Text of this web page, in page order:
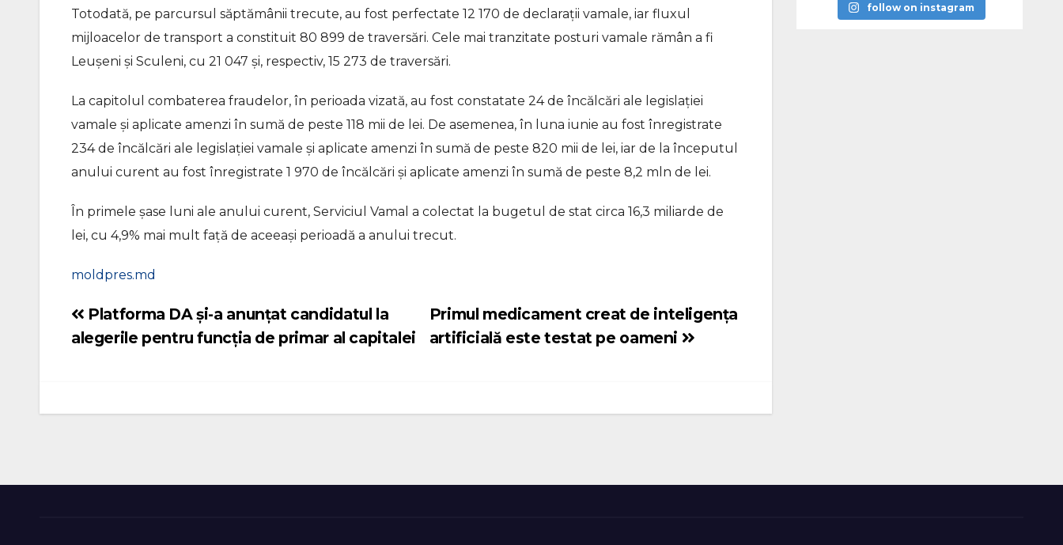
Totodată, pe parcursul săptămânii trecute, au fost perfectate 12 170 de declarații vamale, iar fluxul
mijloacelor de transport a constituit 80 899 de traversări. Cele mai tranzitate posturi vamale rămân a fi
Leușeni și Sculeni, cu 21 047 și, respectiv, 15 273 de traversări.
La capitolul combaterea fraudelor, în perioada vizată, au fost constatate 24 de încălcări ale legislației
vamale și aplicate amenzi în sumă de peste 118 mii de lei. De asemenea, în luna iunie au fost înregistrate
234 de încălcări ale legislației vamale și aplicate amenzi în sumă de peste 820 mii de lei, iar de la începutul
anului curent au fost înregistrate 1 970 de încălcări și aplicate amenzi în sumă de peste 8,2 mln de lei.
În primele șase luni ale anului curent, Serviciul Vamal a colectat la bugetul de stat circa 16,3 miliarde de
lei, cu 4,9% mai mult față de aceeași perioadă a anului trecut.
moldpres.md
Navigare
în
Primul medicament creat de inteligența
artificială este testat pe oameni
Platforma DA și-a anunțat candidatul la
alegerile pentru funcția de primar al capitalei
follow on instagram